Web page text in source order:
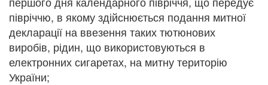
півріччю, в якому здійснюється подання митної
декларації на ввезення таких тютюнових
виробів, рідин, що використовуються в
електронних сигаретах, на митну територію
України;